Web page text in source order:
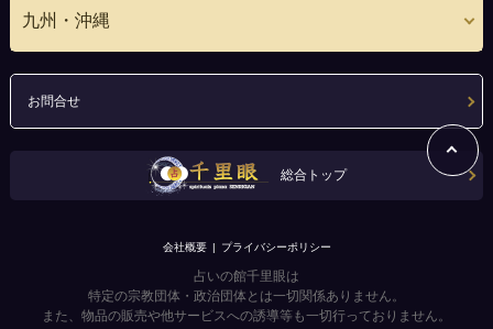
九州・沖縄
お問合せ
総合トップ
会社概要 プライバシーポリシー
占いの館千里眼は
特定の宗教団体・政治団体とは一切関係ありません。
また、物品の販売や他サービスへの誘導等も一切行っておりません。